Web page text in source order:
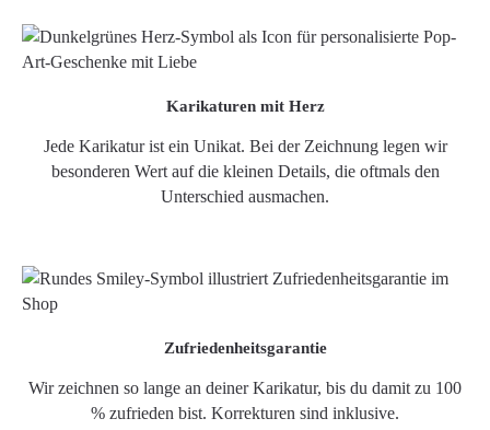
Karikaturen mit Herz
Jede Karikatur ist ein Unikat. Bei der Zeichnung legen wir
besonderen Wert auf die kleinen Details, die oftmals den
Unterschied ausmachen.
Zufriedenheitsgarantie
Wir zeichnen so lange an deiner Karikatur, bis du damit zu 100
% zufrieden bist. Korrekturen sind inklusive.